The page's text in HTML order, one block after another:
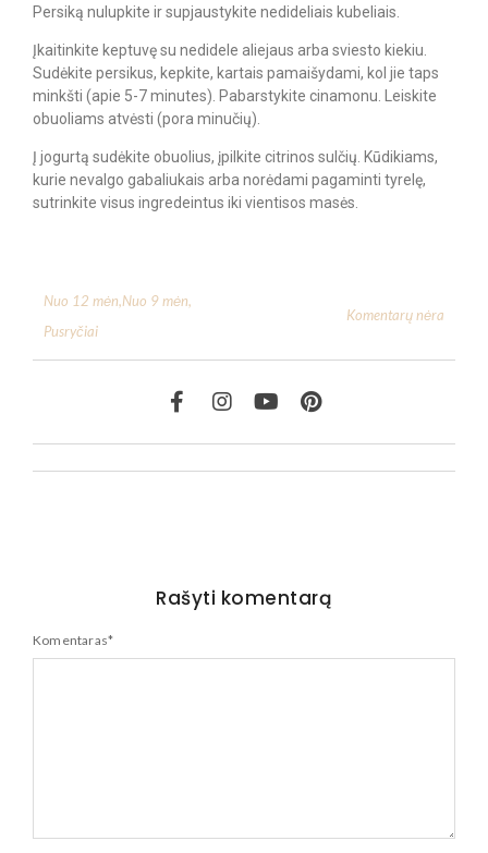
Persiką nulupkite ir supjaustykite nedideliais kubeliais.
Įkaitinkite keptuvę su nedidele aliejaus arba sviesto kiekiu.
Sudėkite persikus, kepkite, kartais pamaišydami, kol jie taps
minkšti (apie 5-7 minutes). Pabarstykite cinamonu. Leiskite
obuoliams atvėsti (pora minučių).
Į jogurtą sudėkite obuolius, įpilkite citrinos sulčių. Kūdikiams,
kurie nevalgo gabaliukais arba norėdami pagaminti tyrelę,
sutrinkite visus ingredeintus iki vientisos masės.
Nuo 12 mėn,Nuo 9 mėn,
Pusryčiai
Komentarų nėra
Rašyti komentarą
Komentaras*